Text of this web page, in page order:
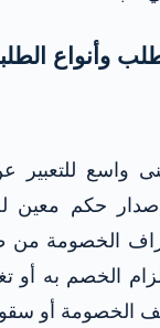
وأنواع
واسع للتعبير
حكم معين
الخصومة من
الخصم به أو
الخصومة أو